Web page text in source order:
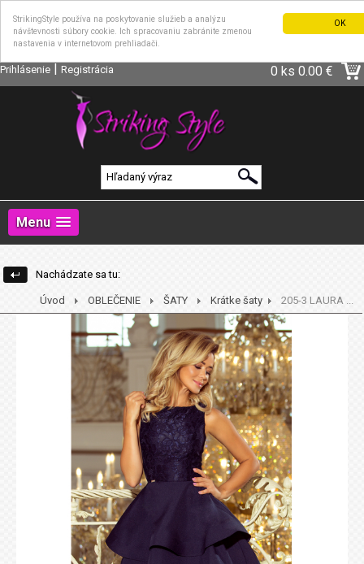
OK
StrikingStyle používa na poskytovanie služieb a analýzu
návštevnosti súbory cookie. Ich spracovaniu zabránite zmenou
nastavenia v internetovom prehliadači.
Prihlásenie | Registrácia 0 ks 0.00 €
Menu
Nachádzate sa tu:
Úvod OBLEČENIE ŠATY Krátke šaty 205-3 LAURA ...